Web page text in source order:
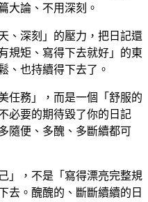
大論、不用深刻。
、深刻」的壓力，把日記還
規矩、寫得下去就好」的東
、也持續得下去了。
任務」，而是一個「舒服的
必要的期待毀了你的日記
便、多醜、多斷續都可
」，不是「寫得漂亮完整規
去。醜醜的、斷斷續續的日